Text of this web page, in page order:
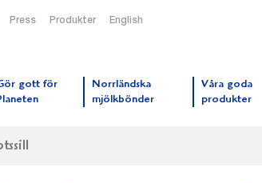
Press Produkter English
gott för
Norrländska
mjölkbönder
Våra goda
produkter